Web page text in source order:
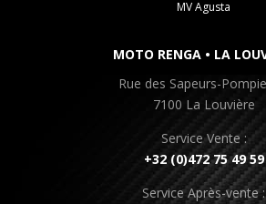
MV Agusta
MOTO RENGA • LA
Rue des Sapeurs-
7100 La Louvière
Service Vente :
+32 (0)472 75 49 59
Service Après-vente :